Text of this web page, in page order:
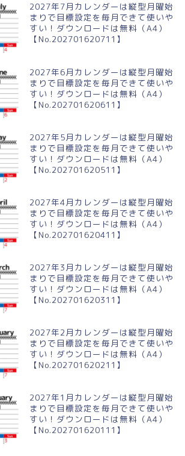
2027年7月カレンダーは縦型月曜始
まりで目標設定を毎月できて使いや
すい！ダウンロードは無料（A4）
【No.202701620711】
2027年6月カレンダーは縦型月曜始
まりで目標設定を毎月できて使いや
すい！ダウンロードは無料（A4）
【No.202701620611】
2027年5月カレンダーは縦型月曜始
まりで目標設定を毎月できて使いや
すい！ダウンロードは無料（A4）
【No.202701620511】
2027年4月カレンダーは縦型月曜始
まりで目標設定を毎月できて使いや
すい！ダウンロードは無料（A4）
【No.202701620411】
2027年3月カレンダーは縦型月曜始
まりで目標設定を毎月できて使いや
すい！ダウンロードは無料（A4）
【No.202701620311】
2027年2月カレンダーは縦型月曜始
まりで目標設定を毎月できて使いや
すい！ダウンロードは無料（A4）
【No.202701620211】
2027年1月カレンダーは縦型月曜始
まりで目標設定を毎月できて使いや
すい！ダウンロードは無料（A4）
【No.202701620111】